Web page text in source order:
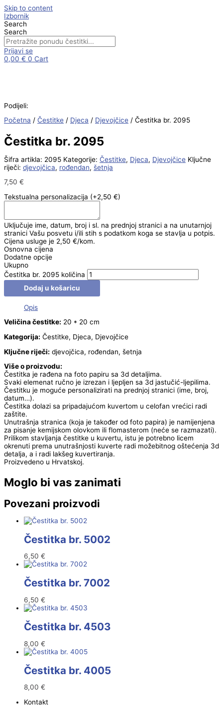
Skip to content
Izbornik
Search
Search
Prijavi se
0,00 € 0 Cart
Podijeli:
Početna / Čestitke / Djeca / Djevojčice / Čestitka br. 2095
Čestitka br. 2095
Šifra artikla: 2095 Kategorije: Čestitke, Djeca, Djevojčice Ključne
riječi: djevojčica, rođendan, šetnja
7,50 €
Tekstualna personalizacija (+2,50 €)
Uključuje ime, datum, broj i sl. na prednjoj stranici a na unutarnjoj
stranici Vašu posvetu i/ili stih s podatkom koga se stavlja u potpis.
Cijena usluge je 2,50 €/kom.
Osnovna cijena
Dodatne opcije
Ukupno
Čestitka br. 2095 količina
Dodaj u košaricu
Opis
Veličina čestitke: 20 * 20 cm
Kategorija: Čestitke, Djeca, Djevojčice
Ključne riječi: djevojčica, rođendan, šetnja
Više o proizvodu:
Čestitka je rađena na foto papiru sa 3d detaljima.
Svaki elemenat ručno je izrezan i ljepljen sa 3d jastučić-ljepilima.
Čestitku je moguće personalizirati na prednjoj stranici (ime, broj,
datum…).
Čestitka dolazi sa pripadajućom kuvertom u celofan vrećici radi
zaštite.
Unutrašnja stranica (koja je također od foto papira) je namijenjena
za pisanje kemijskom olovkom ili flomasterom (neće se razmazati).
Prilikom stavljanja čestitke u kuvertu, istu je potrebno licem
okrenuti prema unutrašnjosti kuverte radi možebitnog oštećenja 3d
detalja, a i radi lakšeg kuvertiranja.
Proizvedeno u Hrvatskoj.
Moglo bi vas zanimati
Povezani proizvodi
Čestitka br. 5002
6,50 €
Čestitka br. 7002
6,50 €
Čestitka br. 4503
8,00 €
Čestitka br. 4005
8,00 €
Kontakt